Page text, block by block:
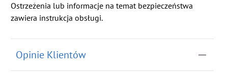
Ostrzeżenia lub informacje na temat bezpieczeństwa
zawiera instrukcja obsługi.
Opinie Klientów